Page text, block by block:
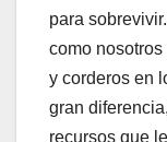
para
como
y corderos en
gran
recursos que